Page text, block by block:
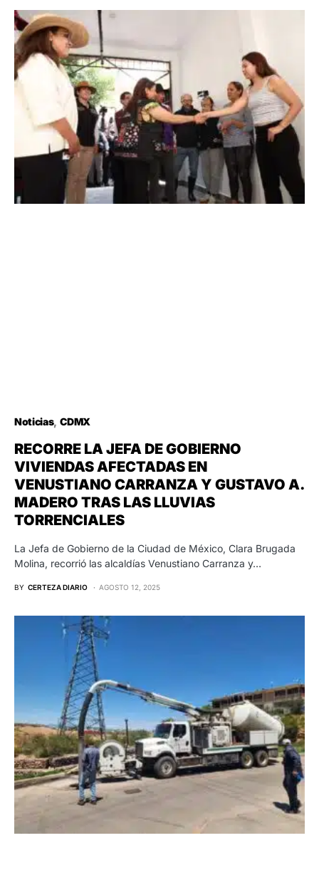
Noticias CDMX
RECORRE LA JEFA DE GOBIERNO
VIVIENDAS AFECTADAS EN
VENUSTIANO CARRANZA Y GUSTAVO A.
MADERO TRAS LAS LLUVIAS
TORRENCIALES
La Jefa de Gobierno de la Ciudad de México, Clara Brugada
Molina, recorrió las alcaldías Venustiano Carranza y…
BY CERTEZA DIARIO AGOSTO 12, 2025